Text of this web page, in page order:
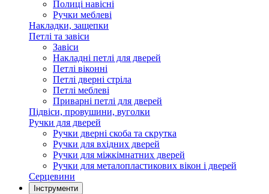
Полиці навісні
Ручки меблеві
Накладки, защепки
Петлі та завіси
Завіси
Накладні петлі для дверей
Петлі віконні
Петлі дверні стріла
Петлі меблеві
Приварні петлі для дверей
Підвіси, провушини, вуголки
Ручки для дверей
Ручки дверні скоба та скрутка
Ручки для вхідних дверей
Ручки для міжкімнатних дверей
Ручки для металопластикових вікон і дверей
Серцевини
Інструменти